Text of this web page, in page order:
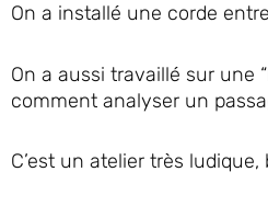
On a installé une corde
On a aussi travaillé sur une
comment analyser un
C’est un atelier très